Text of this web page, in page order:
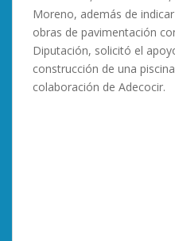
Moreno, además de
obras de pavimentación
Diputación, solicitó el
construcción de una
colaboración de Adecocir.